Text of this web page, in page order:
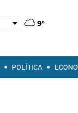
9°
POLÍTICA